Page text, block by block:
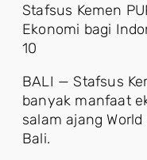
Stafsus Kemen
Ekonomi bagi
10
BALI — Stafsus
banyak manfaat
salam ajang World
Bali.